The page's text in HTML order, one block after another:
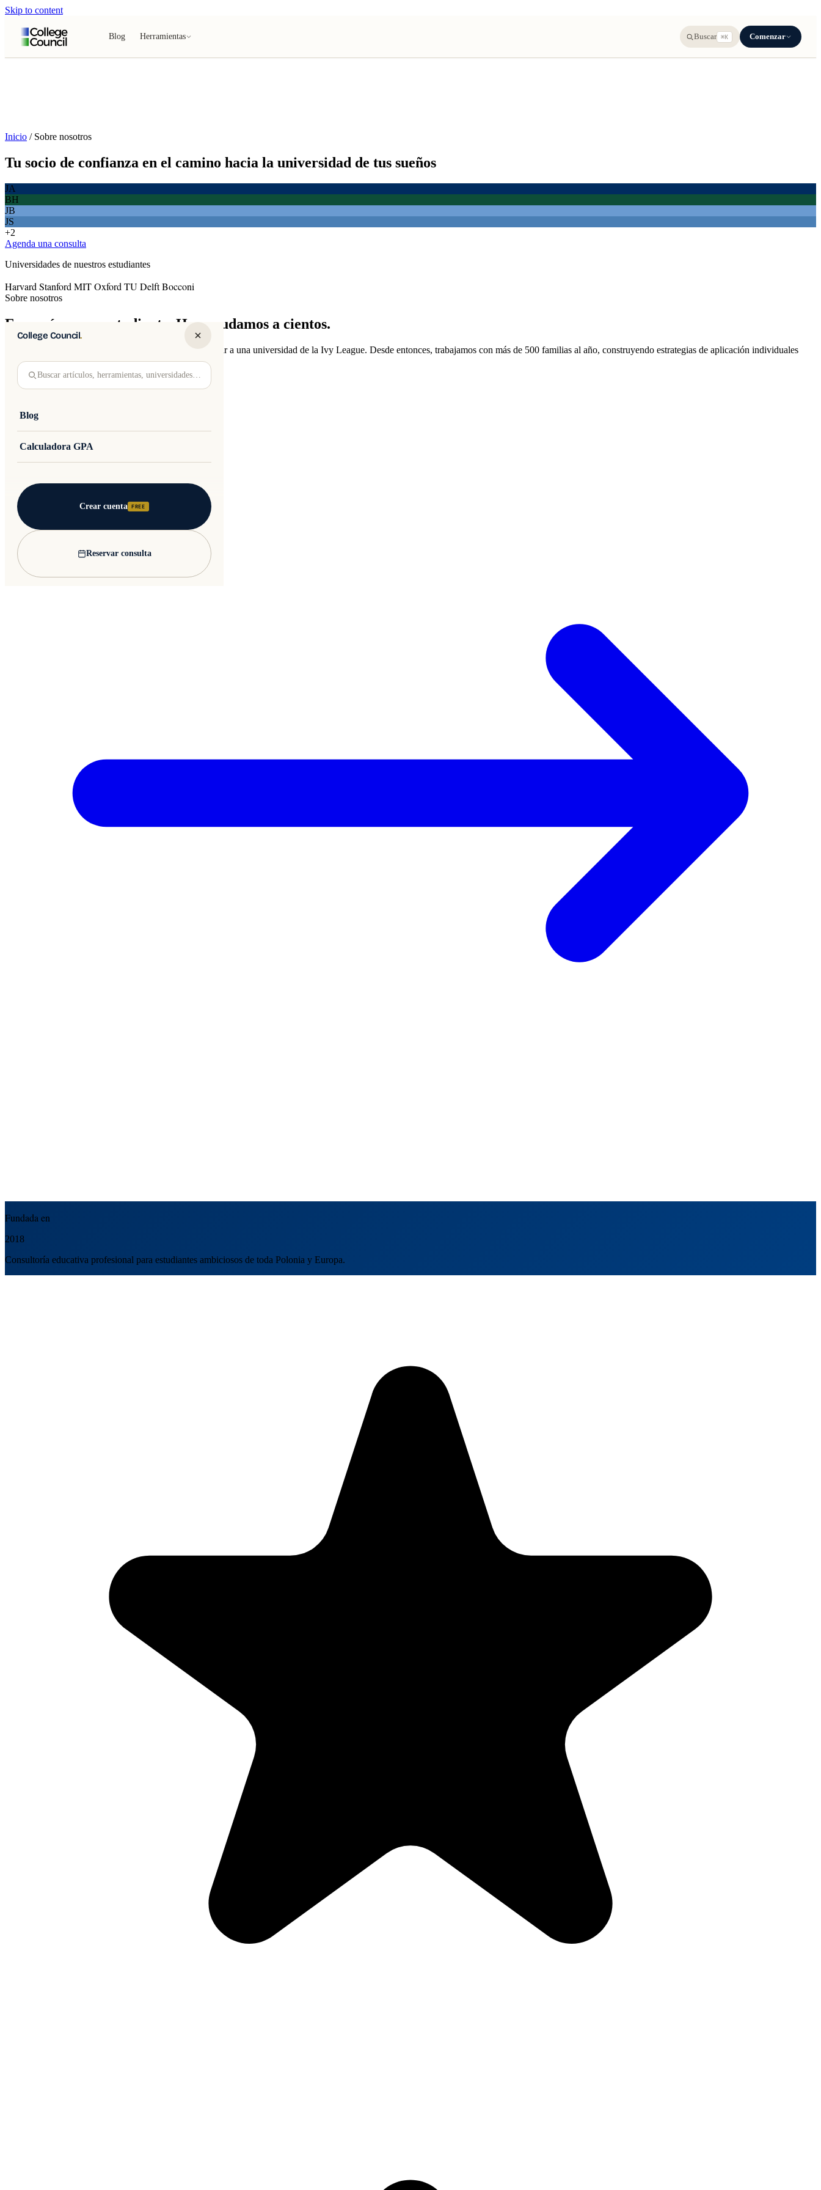
Skip to content
Blog Herramientas Buscar ⌘K Comenzar
College Council.
Buscar artículos, herramientas, universidades…
Blog
Calculadora GPA
Crear cuenta FREE
Reservar consulta
Inicio / Sobre nosotros
Tu socio de confianza en el camino hacia la universidad de tus sueños
JA
BH
JB
JS
+2
Agenda una consulta
Universidades de nuestros estudiantes
Harvard Stanford MITOxford TU DelftBocconi
Sobre nosotros
Empezó con un estudiante. Hoy ayudamos a cientos.
En 2018, ayudamos al primer estudiante polaco a ingresar a una universidad de la Ivy League. Desde entonces, trabajamos con más de 500 familias al año, construyendo estrategias de aplicación individuales
basadas en datos y años de experiencia.
Saber más
Fundada en
2018
Consultoría educativa profesional para estudiantes ambiciosos de toda Polonia y Europa.